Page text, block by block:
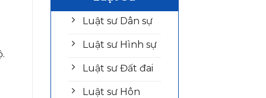
Luật sư Dân sự
Luật sư Hình sự
Luật sư Đất đai
Luật sư Hôn